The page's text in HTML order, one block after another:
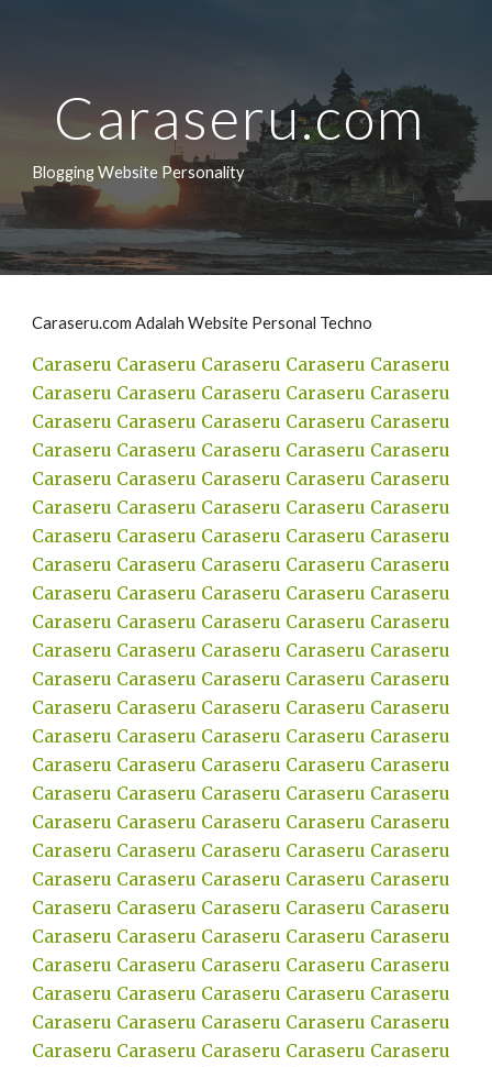
Caraseru.com
Blogging Website Personality
Caraseru.com Adalah Website Personal Techno
Caraseru Caraseru Caraseru Caraseru Caraseru
Caraseru Caraseru Caraseru Caraseru Caraseru
Caraseru Caraseru Caraseru Caraseru Caraseru
Caraseru Caraseru Caraseru Caraseru Caraseru
Caraseru Caraseru Caraseru Caraseru Caraseru
Caraseru Caraseru Caraseru Caraseru Caraseru
Caraseru Caraseru Caraseru Caraseru Caraseru
Caraseru Caraseru Caraseru Caraseru Caraseru
Caraseru Caraseru Caraseru Caraseru Caraseru
Caraseru Caraseru Caraseru Caraseru Caraseru
Caraseru Caraseru Caraseru Caraseru Caraseru
Caraseru Caraseru Caraseru Caraseru Caraseru
Caraseru Caraseru Caraseru Caraseru Caraseru
Caraseru Caraseru Caraseru Caraseru Caraseru
Caraseru Caraseru Caraseru Caraseru Caraseru
Caraseru Caraseru Caraseru Caraseru Caraseru
Caraseru Caraseru Caraseru Caraseru Caraseru
Caraseru Caraseru Caraseru Caraseru Caraseru
Caraseru Caraseru Caraseru Caraseru Caraseru
Caraseru Caraseru Caraseru Caraseru Caraseru
Caraseru Caraseru Caraseru Caraseru Caraseru
Caraseru Caraseru Caraseru Caraseru Caraseru
Caraseru Caraseru Caraseru Caraseru Caraseru
Caraseru Caraseru Caraseru Caraseru Caraseru
Caraseru Caraseru Caraseru Caraseru Caraseru